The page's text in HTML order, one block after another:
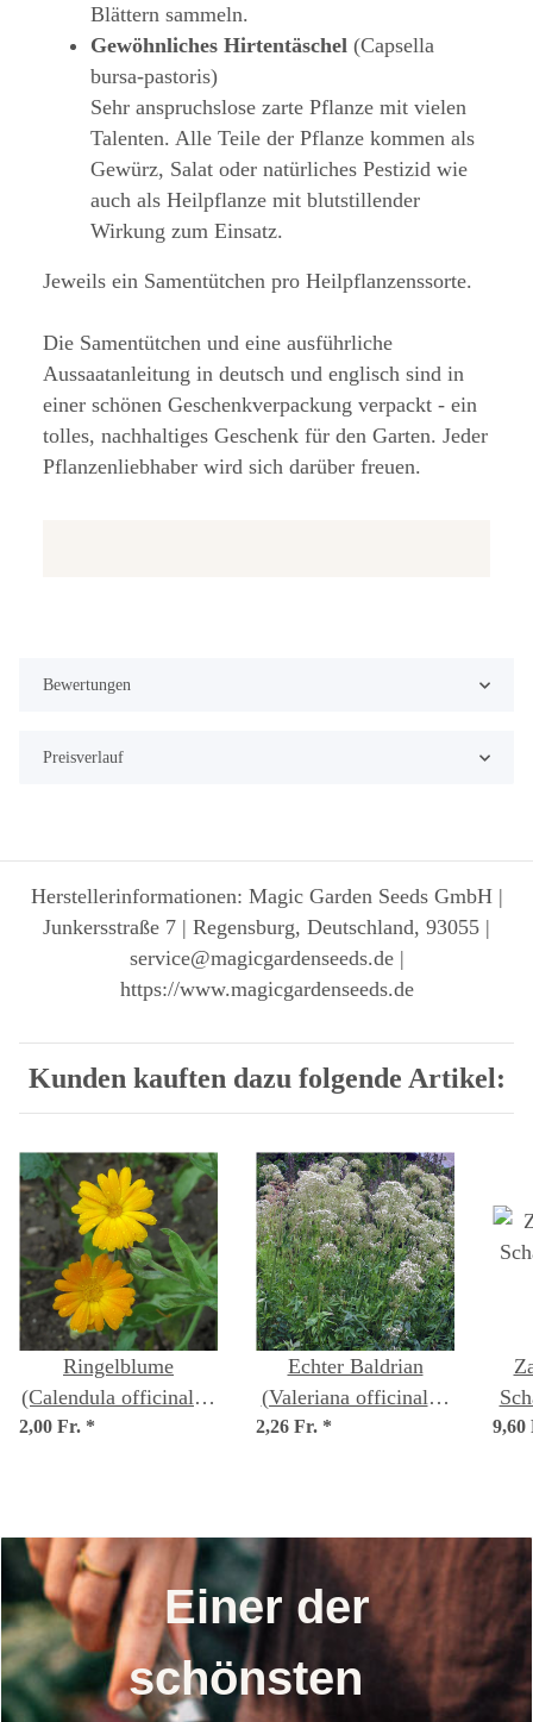
Blättern sammeln.
Gewöhnliches Hirtentäschel (Capsella
bursa-pastoris)
Sehr anspruchslose zarte Pflanze mit vielen
Talenten. Alle Teile der Pflanze kommen als
Gewürz, Salat oder natürliches Pestizid wie
auch als Heilpflanze mit blutstillender
Wirkung zum Einsatz.
Jeweils ein Samentütchen pro Heilpflanzenssorte.
Die Samentütchen und eine ausführliche
Aussaatanleitung in deutsch und englisch sind in
einer schönen Geschenkverpackung verpackt - ein
tolles, nachhaltiges Geschenk für den Garten. Jeder
Pflanzenliebhaber wird sich darüber freuen.
Bewertungen
Preisverlauf
Herstellerinformationen: Magic Garden Seeds GmbH |
Junkersstraße 7 | Regensburg, Deutschland, 93055 |
service@magicgardenseeds.de |
https://www.magicgardenseeds.de
Kunden kauften dazu folgende Artikel:
Ringelblume
(Calendula officinalis)
Samen
2,00 Fr. *
Echter Baldrian
(Valeriana officinalis)
Samen
2,26 Fr. *
Einer der
schönsten